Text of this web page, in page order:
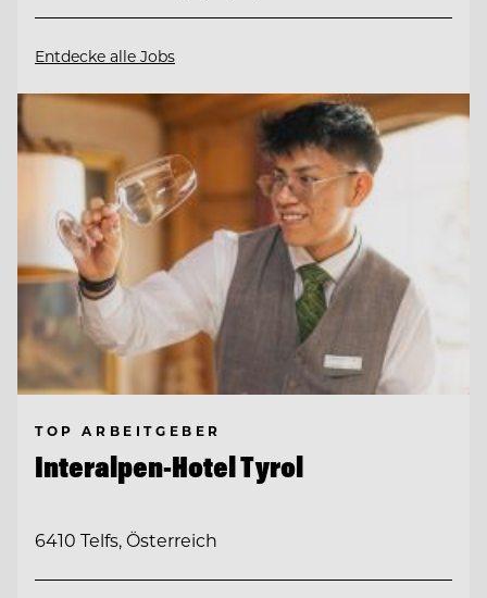
Entdecke alle Jobs
TOP ARBEITGEBER
Interalpen-Hotel Tyrol
6410 Telfs, Österreich